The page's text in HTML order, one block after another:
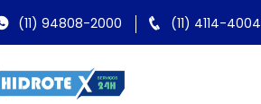
(11) 94808-2000 (11) 4114-4004